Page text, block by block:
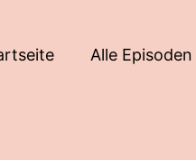
Alle Episoden